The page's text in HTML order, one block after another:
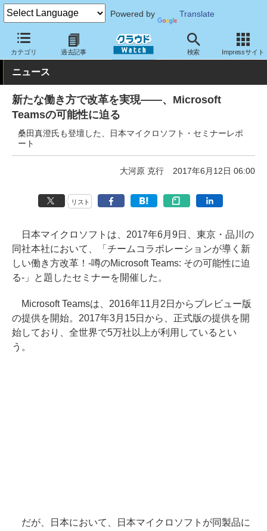
Powered by Translate
カテゴリ 過去記事 検索 Impressサイト
クラウド Watch イベント Microsoft
ニュース
新たな働き方で改革を実現――、Microsoft
Teamsの可能性に迫る
桑田真澄氏も登壇した、日本マイクロソフト・セミナーレポ
ート
大河原 克行 2017年6月12日 06:00
リスト
日本マイクロソフトは、2017年6月9日、東京・品川の
同社本社において、「チームコラボレーションが導く新
しい働き方改革！-噂のMicrosoft Teams: その可能性に迫
る-」と題したセミナーを開催した。
Microsoft Teamsは、2016年11月2日からプレビュー版
の提供を開始。2017年3月15日から、正式版の提供を開
始しており、全世界で5万社以上が利用しているとい
う。
だが、日本において、日本マイクロソフトが同製品に